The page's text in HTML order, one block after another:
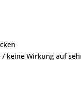
keine Wirkung auf